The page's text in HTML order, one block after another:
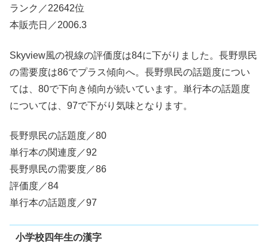
ランク／22642位
本販売日／2006.3
Skyview風の視線の評価度は84に下がりました。長野県民
の需要度は86でプラス傾向へ。長野県民の話題度につい
ては、80で下向き傾向が続いています。単行本の話題度
については、97で下がり気味となります。
長野県民の話題度／80
単行本の関連度／92
長野県民の需要度／86
評価度／84
単行本の話題度／97
小学校四年生の漢字